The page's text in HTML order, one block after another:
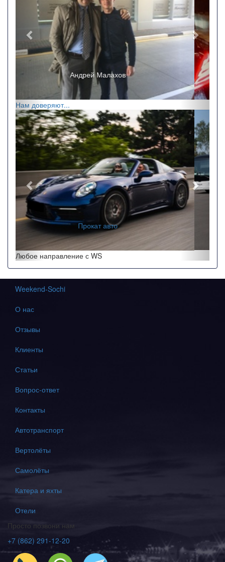
Ricchi e Poveri
Нам доверяют...
Заказ автобусов
Назад
Любое направление с WS
Weekend-Sochi
О нас
Отзывы
Клиенты
Статьи
Вопрос-ответ
Контакты
Автотранспорт
Вертолёты
Самолёты
Катера и яхты
Отели
Просто позвони нам
+7 (862) 291-12-20